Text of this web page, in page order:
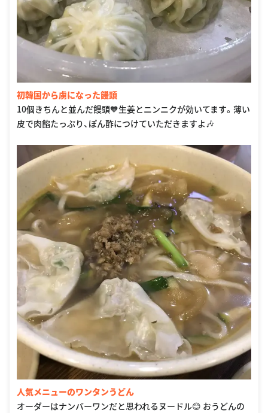
初韓国から虜になった饅頭
10個きちんと並んだ饅頭🧡生姜とニンニクが効いてます。薄い
皮で肉餡たっぷり、ぽん酢につけていただきますよ🎶
人気メニューのワンタンうどん
オーダーはナンバーワンだと思われるヌードル😊 おうどんの